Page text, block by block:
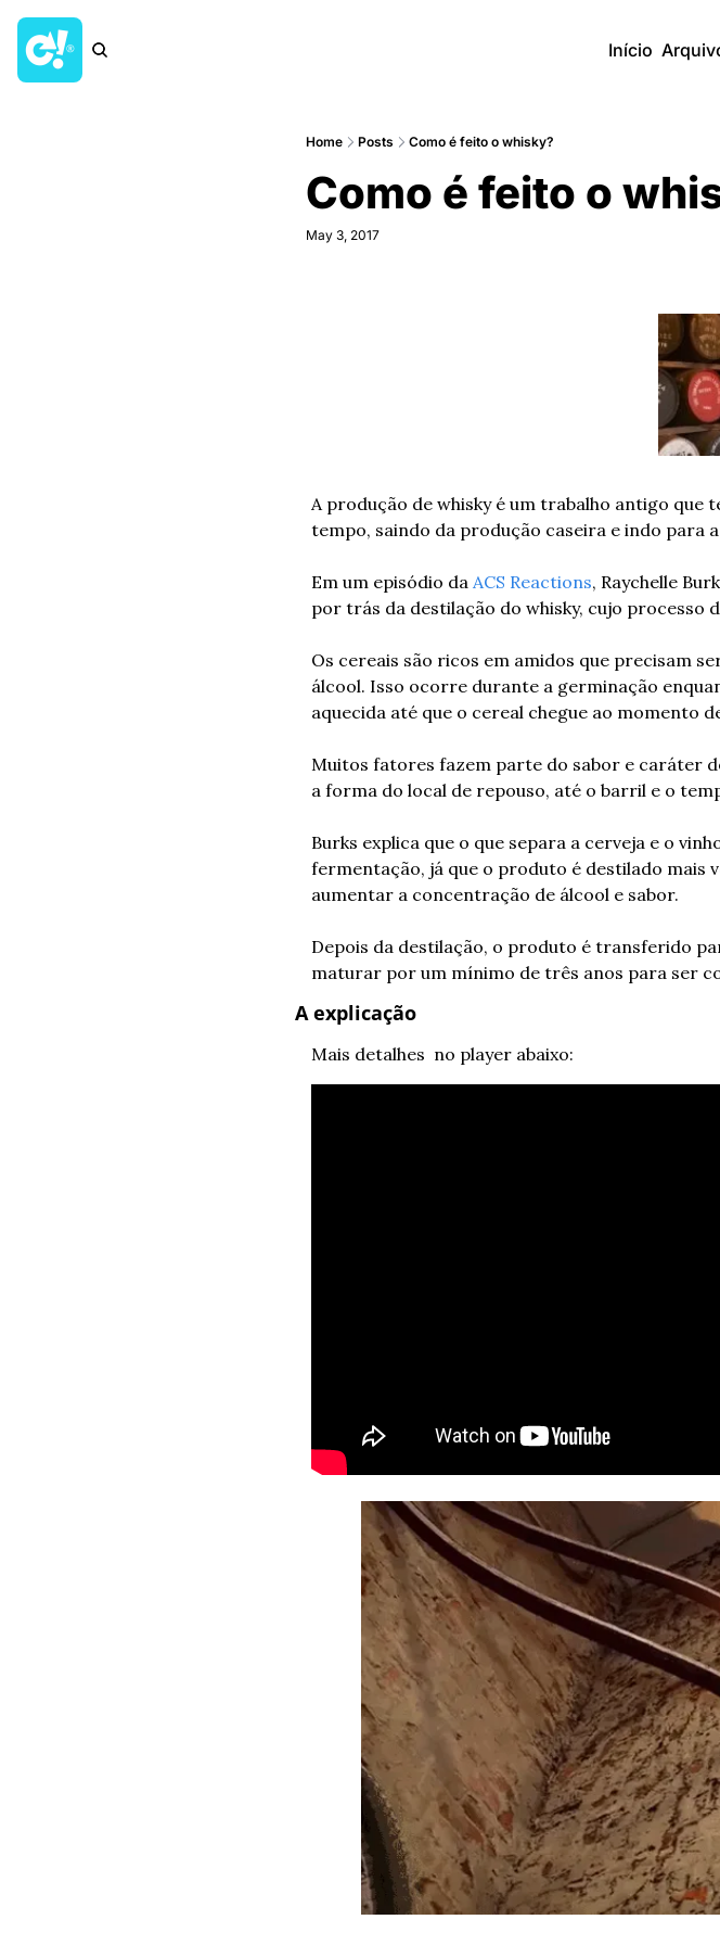
Início
Home Posts Como é feito o whisky?
Como é feito o
May 3, 2017
A produção de whisky é um trabalho antigo que
tempo, saindo da produção caseira e indo para
Em um episódio da ACS Reactions, Raychelle
por trás da destilação do whisky, cujo processo
Os cereais são ricos em amidos que precisam
álcool. Isso ocorre durante a germinação
aquecida até que o cereal chegue ao momento
Muitos fatores fazem parte do sabor e caráter
a forma do local de repouso, até o barril e o
Burks explica que o que separa a cerveja e o
fermentação, já que o produto é destilado mais
aumentar a concentração de álcool e sabor.
Depois da destilação, o produto é transferido
maturar por um mínimo de três anos para ser
A explicação
Mais detalhes  no player abaixo: